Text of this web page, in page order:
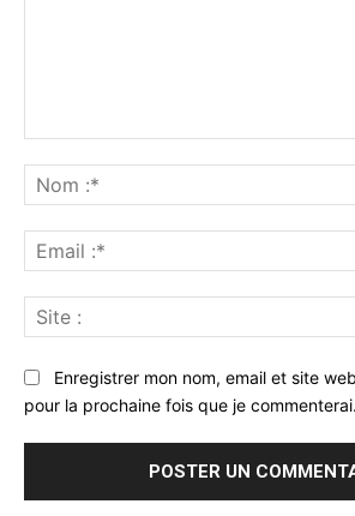
Enregistrer mon nom, email et site
pour la prochaine fois que je commenterai.